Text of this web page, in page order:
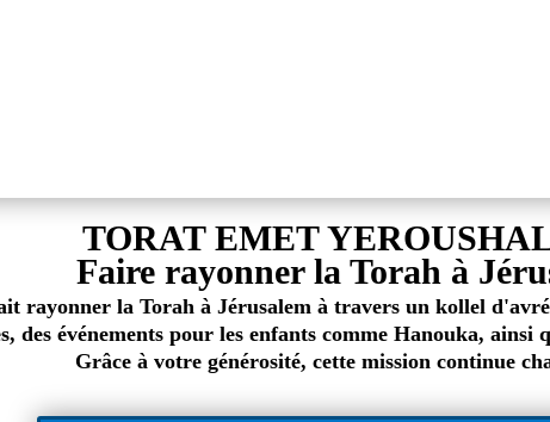
TORAT EMET
Faire rayonner la Torah à
rayonner la Torah à Jérusalem à travers un kollel
des événements pour les enfants comme Hanouka,
Grâce à votre générosité, cette mission continue